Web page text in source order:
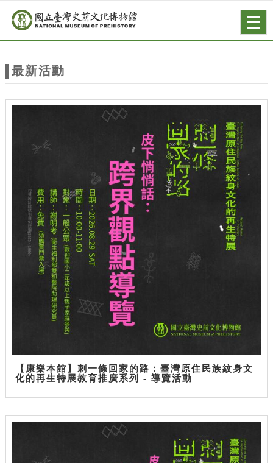
站
主
跳到主要內容
網站導覽
最新活動
【康樂本館】刺一條回家的路：臺灣原住民族紋身文
化的再生特展教育推廣系列 - 導覽活動